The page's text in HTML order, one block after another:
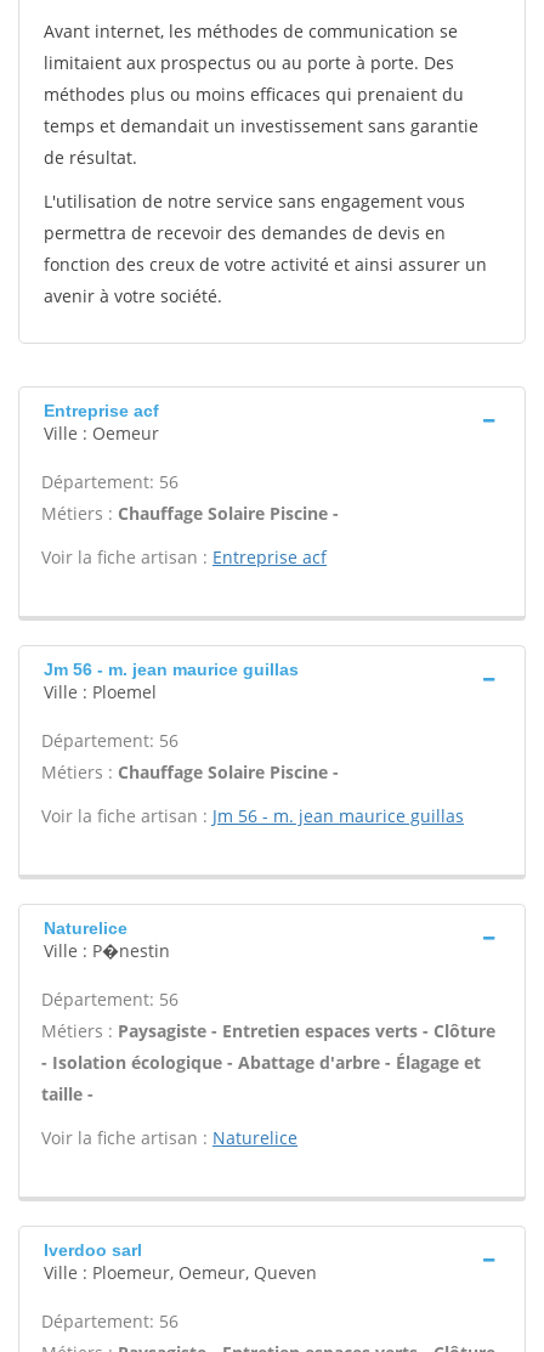
Avant internet, les méthodes de communication se
limitaient aux prospectus ou au porte à porte. Des
méthodes plus ou moins efficaces qui prenaient du
temps et demandait un investissement sans garantie
de résultat.
L'utilisation de notre service sans engagement vous
permettra de recevoir des demandes de devis en
fonction des creux de votre activité et ainsi assurer un
avenir à votre société.
Entreprise acf
Ville : Oemeur
Département: 56
Métiers : Chauffage Solaire Piscine -
Voir la fiche artisan : Entreprise acf
Jm 56 - m. jean maurice guillas
Ville : Ploemel
Département: 56
Métiers : Chauffage Solaire Piscine -
Voir la fiche artisan : Jm 56 - m. jean maurice guillas
Naturelice
Ville : P�nestin
Département: 56
Métiers : Paysagiste - Entretien espaces verts - Clôture
- Isolation écologique - Abattage d'arbre - Élagage et
taille -
Voir la fiche artisan : Naturelice
Iverdoo sarl
Ville : Ploemeur, Oemeur, Queven
Département: 56